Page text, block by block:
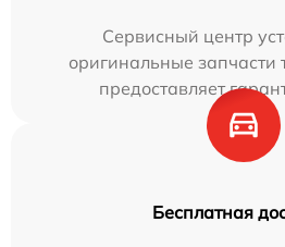
Сервисный центр
оригинальные запчасти
предоставляет
Бесплатная